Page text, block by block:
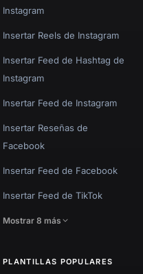
Instagram
Insertar Reels de Instagram
Insertar Feed de Hashtag de
Instagram
Insertar Feed de Instagram
Insertar Reseñas de
Facebook
Insertar Feed de Facebook
Insertar Feed de TikTok
Mostrar 8 más
PLANTILLAS POPULARES